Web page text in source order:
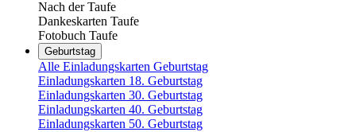
Nach der Taufe
Dankeskarten Taufe
Fotobuch Taufe
Geburtstag
Alle Einladungskarten Geburtstag
Einladungskarten 18. Geburtstag
Einladungskarten 30. Geburtstag
Einladungskarten 40. Geburtstag
Einladungskarten 50. Geburtstag